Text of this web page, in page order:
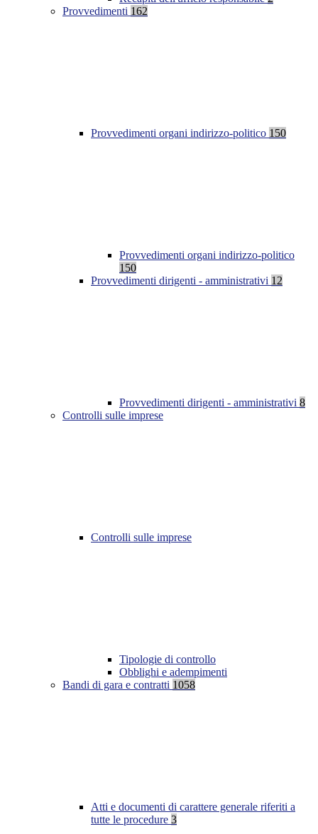
Provvedimenti 162
Provvedimenti organi indirizzo-politico 150
Provvedimenti organi indirizzo-politico
150
Provvedimenti dirigenti - amministrativi 12
Provvedimenti dirigenti - amministrativi 8
Controlli sulle imprese
Controlli sulle imprese
Tipologie di controllo
Obblighi e adempimenti
Bandi di gara e contratti 1058
Atti e documenti di carattere generale riferiti a
tutte le procedure 3